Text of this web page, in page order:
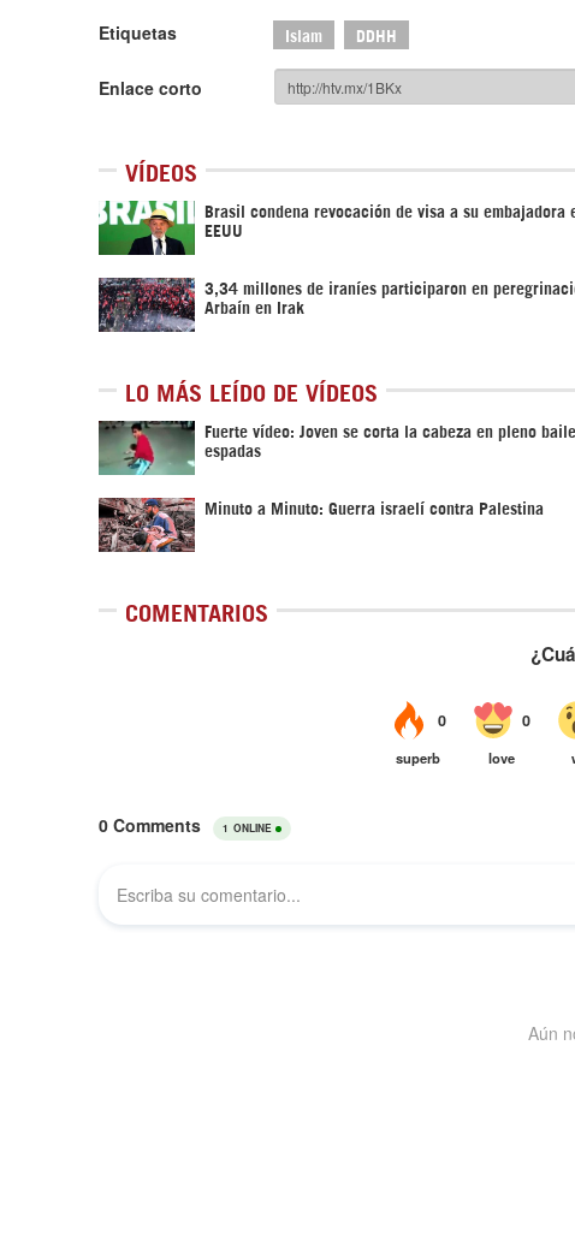
Etiquetas Islam DDHH
Enlace corto
VÍDEOS
Brasil condena revocación de visa a su embajadora
EEUU
3,34 millones de iraníes participaron en
Arbaín en Irak
LO MÁS LEÍDO DE VÍDEOS
Fuerte vídeo: Joven se corta la cabeza en pleno
espadas
Minuto a Minuto: Guerra israelí contra Palestina
COMENTARIOS